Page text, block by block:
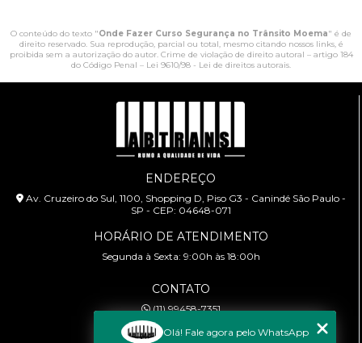
O conteúdo do texto "Onde Fazer Curso Segurança no Trânsito Moema" é de
direito reservado. Sua reprodução, parcial ou total, mesmo citando nossos links, é
proibida sem a autorização do autor. Crime de violação de direito autoral – artigo 184
do Código Penal – Lei 9610/98 - Lei de direitos autorais.
ENDEREÇO
Av. Cruzeiro do Sul, 1100, Shopping D, Piso G3 - Canindé São Paulo -
SP - CEP: 04648-071
HORÁRIO DE ATENDIMENTO
Segunda à Sexta: 9:00h às 18:00h
CONTATO
(11) 99458-7351
cursoabtrans@gmail.com
Olá! Fale agora pelo WhatsApp